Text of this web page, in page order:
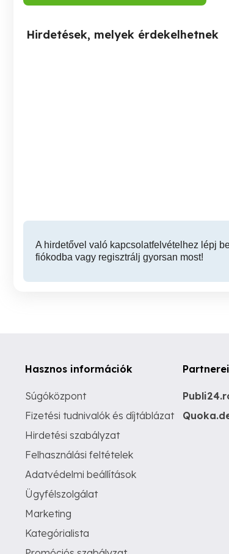
Hirdetések, melyek érdekelhetnek
A hirdetővel való kapcsolatfelvételhez lépj
fiókodba vagy regisztrálj gyorsan most!
Hasznos információk
Súgóközpont
Fizetési tudnivalók és díjtáblázat
Hirdetési szabályzat
Felhasználási feltételek
Adatvédelmi beállítások
Ügyfélszolgálat
Marketing
Kategórialista